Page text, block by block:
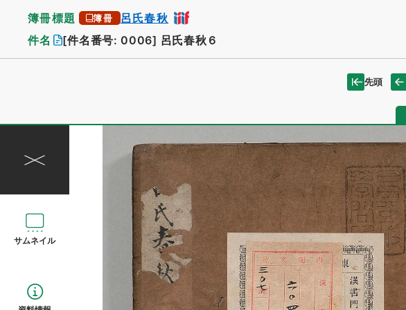
簿冊標題 簿冊 呂氏春秋
件名 [件名番号: 0006] 呂氏春秋６
先頭
サムネイル